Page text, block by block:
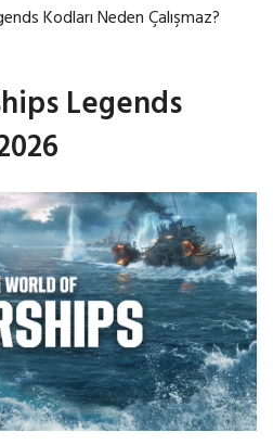
Kodları Neden Çalışmaz?
Legends